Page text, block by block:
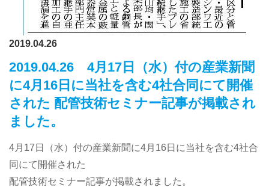
2019.04.26
2019.04.26 4月17日（水）付の産業新聞
に4月16日に当社を含む4社合同にて開催
された 配管技術セミナー記事が掲載され
ました。
4月17日（水）付の産業新聞に4月16日に当社を含む4社合
同にて開催された
配管技術セミナー記事が掲載されました。